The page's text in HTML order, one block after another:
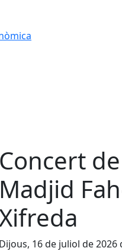
Concert
Madjid
Dijous, 16 de juliol de 2026